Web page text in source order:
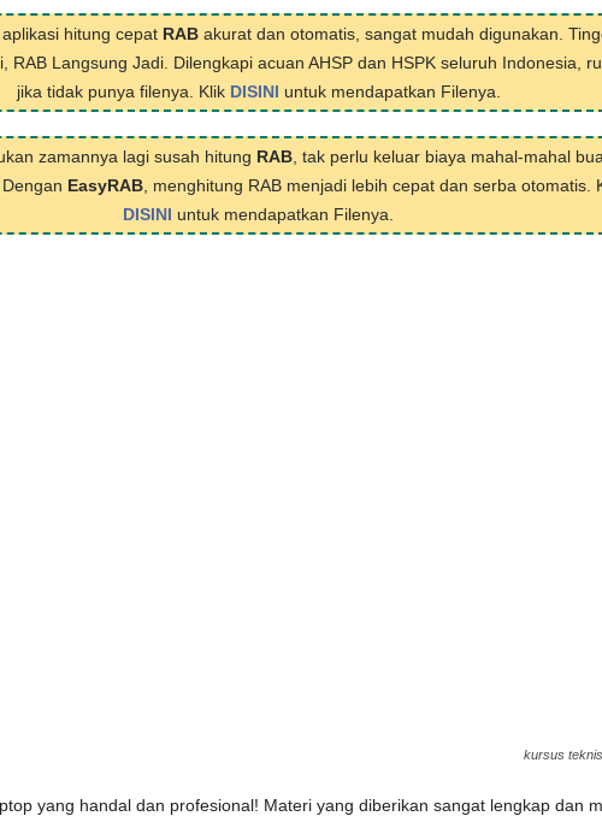
hitung cepat RAB akurat dan otomatis, sangat mudah digunakan.
RAB Langsung Jadi. Dilengkapi acuan AHSP dan HSPK seluruh Indonesia,
jika tidak punya filenya. Klik DISINI untuk mendapatkan Filenya.
zamannya lagi susah hitung RAB, tak perlu keluar biaya mahal-mahal
EasyRAB , menghitung RAB menjadi lebih cepat dan serba otomatis.
DISINI untuk mendapatkan Filenya.
kursus
yang handal dan profesional! Materi yang diberikan sangat lengkap dan